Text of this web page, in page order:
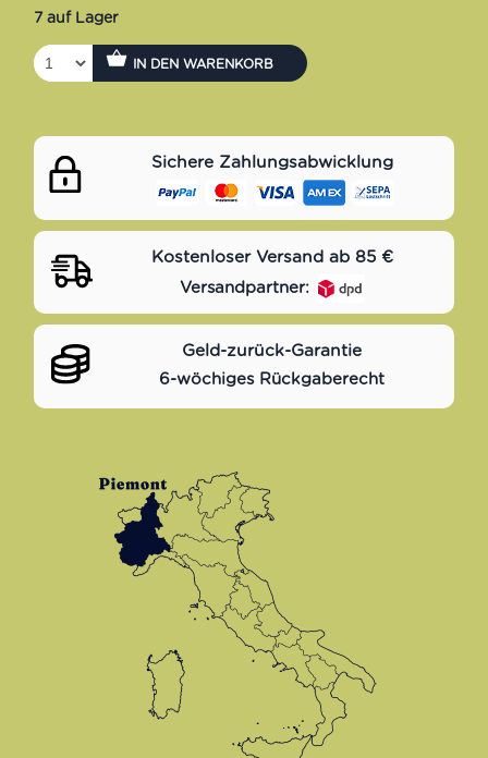
7 auf Lager
IN DEN WARENKORB
Sichere Zahlungsabwicklung
Kostenloser Versand ab 85 €
Versandpartner:
Geld-zurück-Garantie
6-wöchiges Rückgaberecht